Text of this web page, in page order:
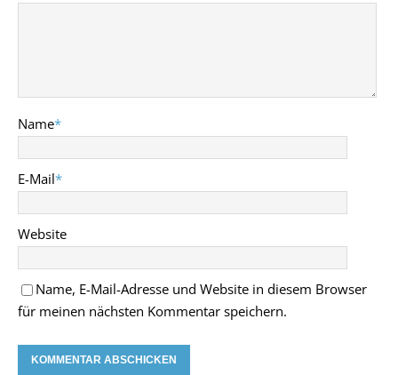
Name*
E-Mail*
Website
Name, E-Mail-Adresse und Website in diesem Browser
für meinen nächsten Kommentar speichern.